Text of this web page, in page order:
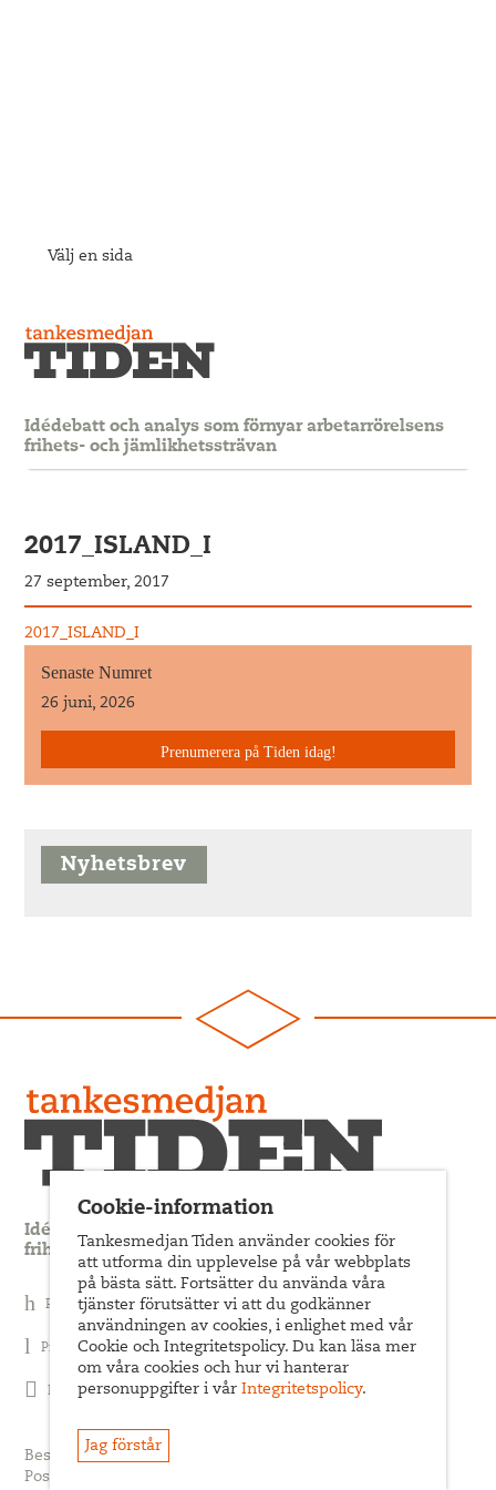
Välj en sida
Idédebatt och analys som förnyar arbetarrörelsens
frihets- och jämlikhetssträvan
2017_ISLAND_I
27 september, 2017
2017_ISLAND_I
Senaste Numret
26 juni, 2026
Prenumerera på Tiden idag!
Nyhetsbrev
Idédebatt och analys som förnyar arbetarrörelsens
frihets- och jämlikhetssträvan
Prenumerera på nyhetsbrev
Prenumerera på Tiden Magasin
Följ oss på Facebook
Besöksadress: Sveavägen 68
Postadress: c/o ABF Box 522, 101 30 Stockholm
Cookie-information
Tankesmedjan Tiden använder cookies för
att utforma din upplevelse på vår webbplats
på bästa sätt. Fortsätter du använda våra
tjänster förutsätter vi att du godkänner
användningen av cookies, i enlighet med vår
Cookie och Integritetspolicy. Du kan läsa mer
om våra cookies och hur vi hanterar
personuppgifter i vår Integritetspolicy.
Jag förstår